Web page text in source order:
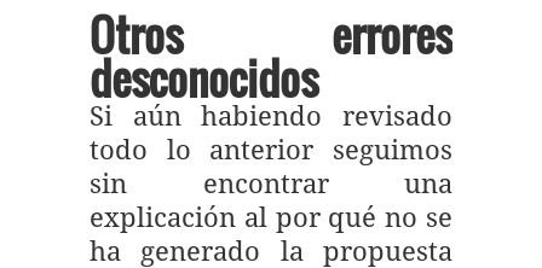
Otros errores
desconocidos
Si aún habiendo revisado
todo lo anterior seguimos
sin encontrar una
explicación al por qué no se
ha generado la propuesta